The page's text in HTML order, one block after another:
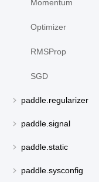
Momentum
Optimizer
RMSProp
SGD
paddle.regularizer
paddle.signal
paddle.static
paddle.sysconfig